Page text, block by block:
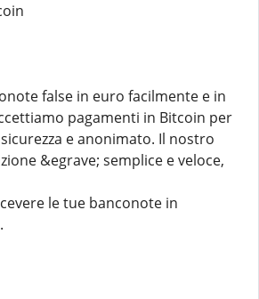
false in euro facilmente e in
pagamenti in Bitcoin per
e anonimato. Il nostro
&egrave; semplice e veloce,
le tue banconote in